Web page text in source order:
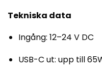
Tekniska data
Ingång: 12–24 V DC
USB-C ut: upp till